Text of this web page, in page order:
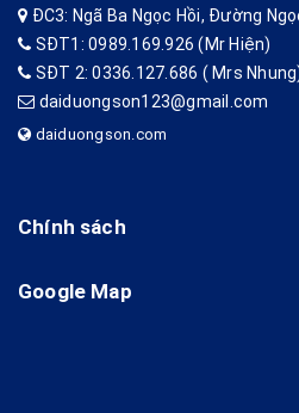
ĐC3: Ngã Ba Ngọc Hồi, Đường
SĐT1: 0989.169.926 (Mr Hiện)
SĐT 2: 0336.127.686 ( Mrs
daiduongson123@gmail.com
daiduongson.com
Chính sách
Google Map